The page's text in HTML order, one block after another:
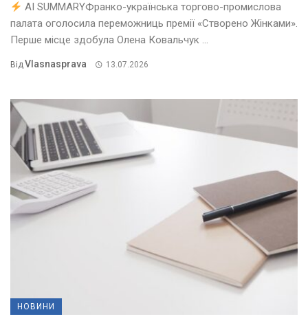
AI SUMMARYФранко-українська торгово-промислова
палата оголосила переможниць премії «Створено Жінками».
Перше місце здобула Олена Ковальчук ...
ВідVlasnasprava 13.07.2026
НОВИНИ